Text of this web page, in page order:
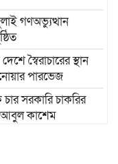
গণঅভ্যুত্থান
স্বৈরাচারের স্থান
পারভেজ
সরকারি চাকরির
আবুল কাশেম